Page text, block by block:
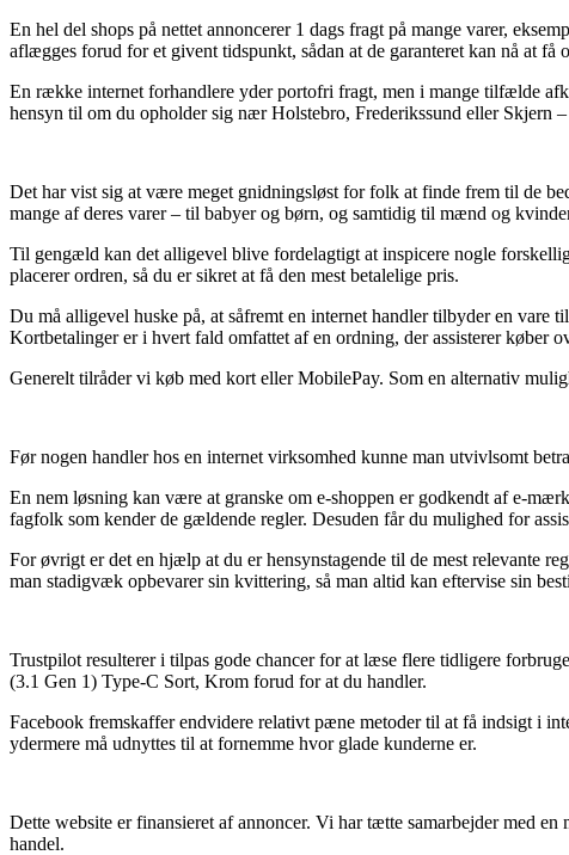
En hel del shops på nettet annoncerer 1 dags fragt på mange varer,
aflægges forud for et givent tidspunkt, sådan at de garanteret kan nå at
En række internet forhandlere yder portofri fragt, men i mange tilfælde
hensyn til om du opholder sig nær Holstebro, Frederikssund eller Skjern
Det har vist sig at være meget gnidningsløst for folk at finde frem til de
mange af deres varer – til babyer og børn, og samtidig til mænd og
Til gengæld kan det alligevel blive fordelagtigt at inspicere nogle
placerer ordren, så du er sikret at få den mest betalelige pris.
Du må alligevel huske på, at såfremt en internet handler tilbyder en vare
Kortbetalinger er i hvert fald omfattet af en ordning, der assisterer køber
Generelt tilråder vi køb med kort eller MobilePay. Som en alternativ
Før nogen handler hos en internet virksomhed kunne man utvivlsomt
En nem løsning kan være at granske om e-shoppen er godkendt af e-
fagfolk som kender de gældende regler. Desuden får du mulighed for
For øvrigt er det en hjælp at du er hensynstagende til de mest relevante
man stadigvæk opbevarer sin kvittering, så man altid kan eftervise sin
Trustpilot resulterer i tilpas gode chancer for at læse flere tidligere
(3.1 Gen 1) Type-C Sort, Krom forud for at du handler.
Facebook fremskaffer endvidere relativt pæne metoder til at få indsigt i
ydermere må udnyttes til at fornemme hvor glade kunderne er.
Dette website er finansieret af annoncer. Vi har tætte samarbejder med
handel.